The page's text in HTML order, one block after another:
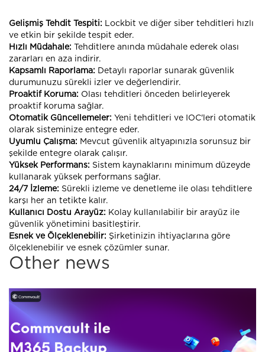
Gelişmiş Tehdit Tespiti: Lockbit ve diğer siber tehditleri hızlı
ve etkin bir şekilde tespit eder.
Hızlı Müdahale: Tehditlere anında müdahale ederek olası
zararları en aza indirir.
Kapsamlı Raporlama: Detaylı raporlar sunarak güvenlik
durumunuzu sürekli izler ve değerlendirir.
Proaktif Koruma: Olası tehditleri önceden belirleyerek
proaktif koruma sağlar.
Otomatik Güncellemeler: Yeni tehditleri ve IOC'leri otomatik
olarak sisteminize entegre eder.
Uyumlu Çalışma: Mevcut güvenlik altyapınızla sorunsuz bir
şekilde entegre olarak çalışır.
Yüksek Performans: Sistem kaynaklarını minimum düzeyde
kullanarak yüksek performans sağlar.
24/7 İzleme: Sürekli izleme ve denetleme ile olası tehditlere
karşı her an tetikte kalır.
Kullanıcı Dostu Arayüz: Kolay kullanılabilir bir arayüz ile
güvenlik yönetimini basitleştirir.
Esnek ve Ölçeklenebilir: Şirketinizin ihtiyaçlarına göre
ölçeklenebilir ve esnek çözümler sunar.
Other news